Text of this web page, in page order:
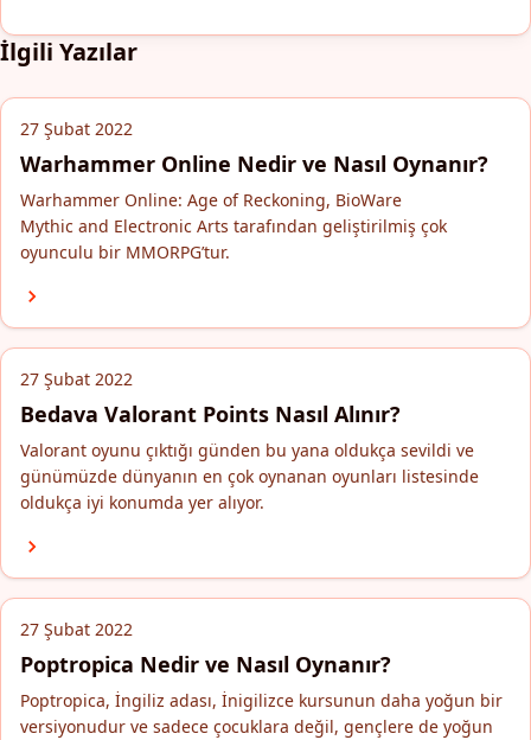
İlgili Yazılar
27 Şubat 2022
Warhammer Online Nedir ve Nasıl Oynanır?
Warhammer Online: Age of Reckoning, BioWare
Mythic and Electronic Arts tarafından geliştirilmiş çok
oyunculu bir MMORPG’tur.
27 Şubat 2022
Bedava Valorant Points Nasıl Alınır?
Valorant oyunu çıktığı günden bu yana oldukça sevildi ve
günümüzde dünyanın en çok oynanan oyunları listesinde
oldukça iyi konumda yer alıyor.
27 Şubat 2022
Poptropica Nedir ve Nasıl Oynanır?
Poptropica, İngiliz adası, İnigilizce kursunun daha yoğun bir
versiyonudur ve sadece çocuklara değil, gençlere de yoğun